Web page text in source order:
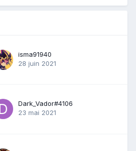
isma91940
28 juin 2021
Dark_Vador#4106
23 mai 2021